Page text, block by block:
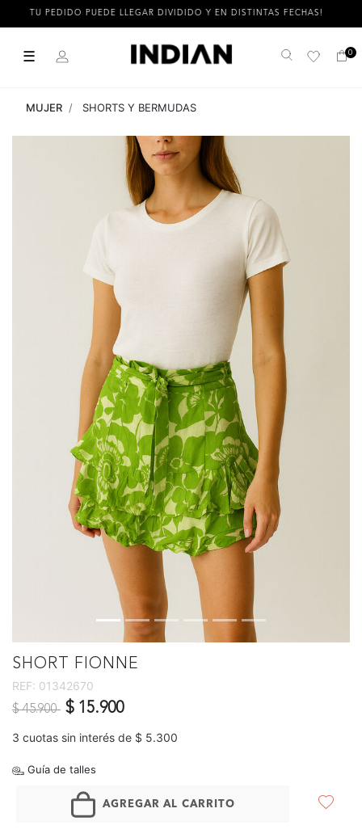
TU PEDIDO PUEDE LLEGAR DIVIDIDO Y EN DISTINTAS FECHAS!
☰ Buscar 0
MUJER SHORTS Y BERMUDAS
SHORT FIONNE
REF: 01342670
Precio reducido de
$ 45.900 a$ 15.900
3 cuotas sin interés de $ 5.300
Guía de talles
AGREGAR AL CARRITO